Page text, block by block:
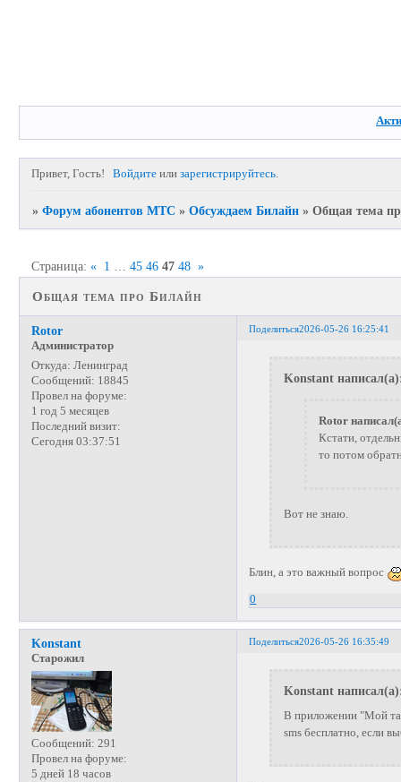
Привет, Гость! Войдите илизарегистрируйтесь.
»Форум абонентов МТС »Обсуждаем Билайн »Общая тема
Общая тема про Билайн
Страница:« 1 45 46 47 48 »
Поделиться2026-05-26 16:25:41
Rotor
Администратор
Откуда: Ленинград
Сообщений: 18845
Провел на форуме:
1 год 5 месяцев
Последний визит:
Сегодня 03:37:51
Konstant
Rotor
Кстати,
то потом
Вот не знаю.
Блин, а это важный вопрос
0
Поделиться2026-05-26 16:35:49
Konstant
Старожил
Сообщений: 291
Провел на форуме:
5 дней 18 часов
Konstant
В приложении "Мой
sms бесплатно, если